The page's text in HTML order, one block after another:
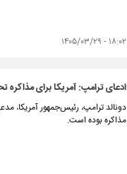
۱۸:۰۲ - ۱۴۰۵/۰۳/۲۹
ادعای ترامپ‌: آمریکا برای
دونالد ترامپ، رئیس‌جمهور آمریکا،
مذاکره بوده است.